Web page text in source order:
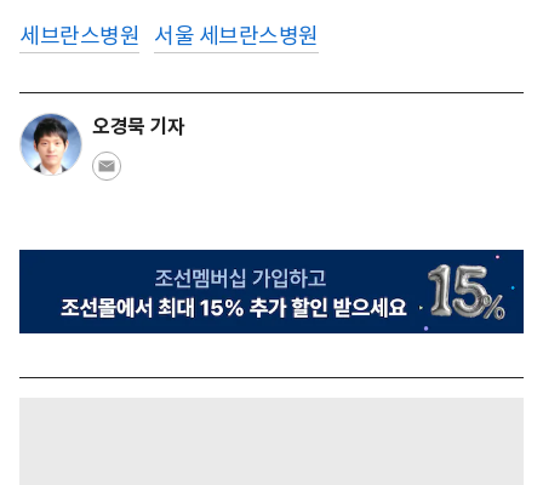
세브란스병원 서울 세브란스병원
오경묵 기자